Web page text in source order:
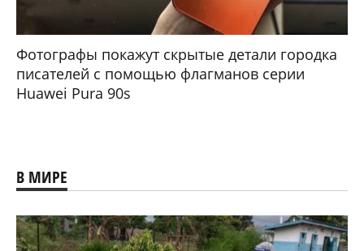
Фотографы покажут скрытые детали городка
писателей с помощью флагманов серии
Huawei Pura 90s
В МИРЕ